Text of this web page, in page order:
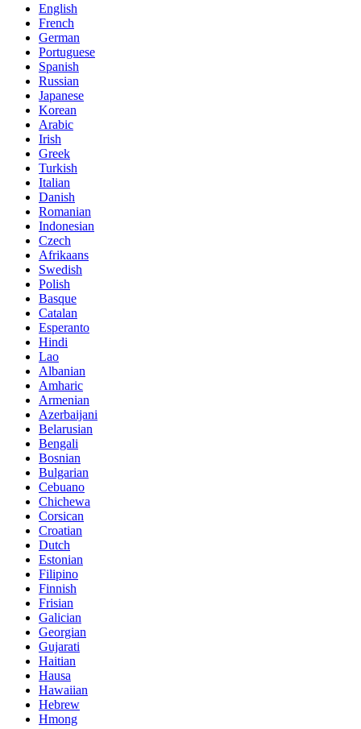
English
French
German
Portuguese
Spanish
Russian
Japanese
Korean
Arabic
Irish
Greek
Turkish
Italian
Danish
Romanian
Indonesian
Czech
Afrikaans
Swedish
Polish
Basque
Catalan
Esperanto
Hindi
Lao
Albanian
Amharic
Armenian
Azerbaijani
Belarusian
Bengali
Bosnian
Bulgarian
Cebuano
Chichewa
Corsican
Croatian
Dutch
Estonian
Filipino
Finnish
Frisian
Galician
Georgian
Gujarati
Haitian
Hausa
Hawaiian
Hebrew
Hmong